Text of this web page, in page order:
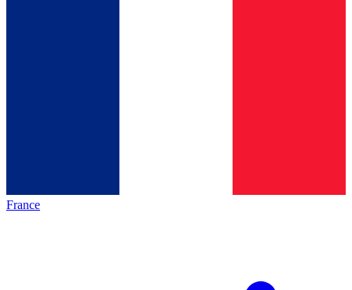
France